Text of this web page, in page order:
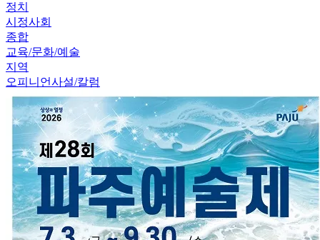
정치
시정사회
종합
교육/문화/예술
지역
오피니언사설/칼럼